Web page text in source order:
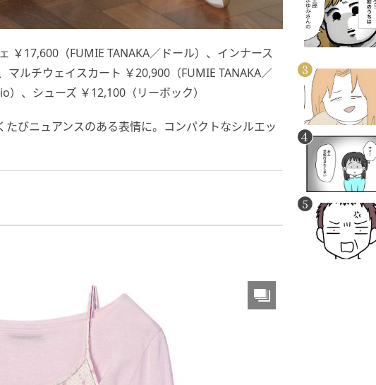
￥17,600（FUMIE TANAKA／ドール）、インナース
マルチウェイスカート ￥20,900（FUMIE TANAKA／
、シューズ ￥12,100（リーボック）
びニュアンスのある表情に。コンパクトなシルエッ